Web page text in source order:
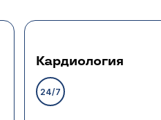
Кардиология
24/7